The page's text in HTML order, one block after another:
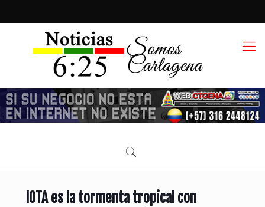
IOTA es la tormenta tropical con